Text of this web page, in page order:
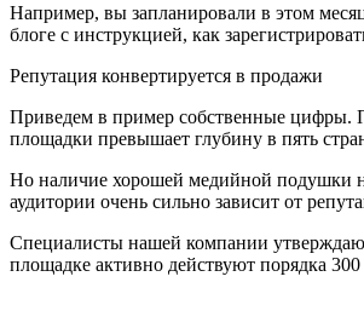
Например, вы запланировали в этом
блоге с инструкцией, как
Репутация конвертируется в продажи
Приведем в пример собственные цифры.
площадки превышает глубину в пять
Но наличие хорошей медийной подушки
аудитории очень сильно зависит от
Специалисты нашей компании
площадке активно действуют порядка